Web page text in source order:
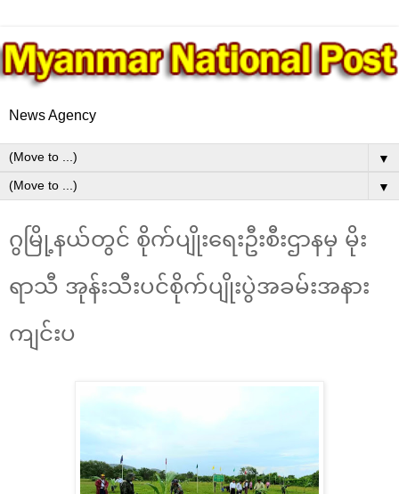
News Agency
▼
▼
ဂွမြို့နယ်တွင် စိုက်ပျိုးရေးဦးစီးဌာနမှ မိုး
ရာသီ အုန်းသီးပင်စိုက်ပျိုးပွဲအခမ်းအနား
ကျင်းပ